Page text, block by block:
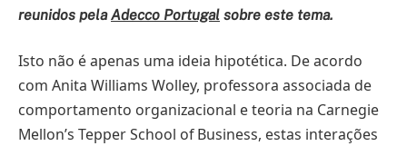
reunidos pelaAdecco Portugal sobre este tema.
Isto não é apenas uma ideia hipotética. De acordo
com Anita Williams Wolley, professora associada de
comportamento organizacional e teoria na Carnegie
Mellon’s Tepper School of Business, estas interações